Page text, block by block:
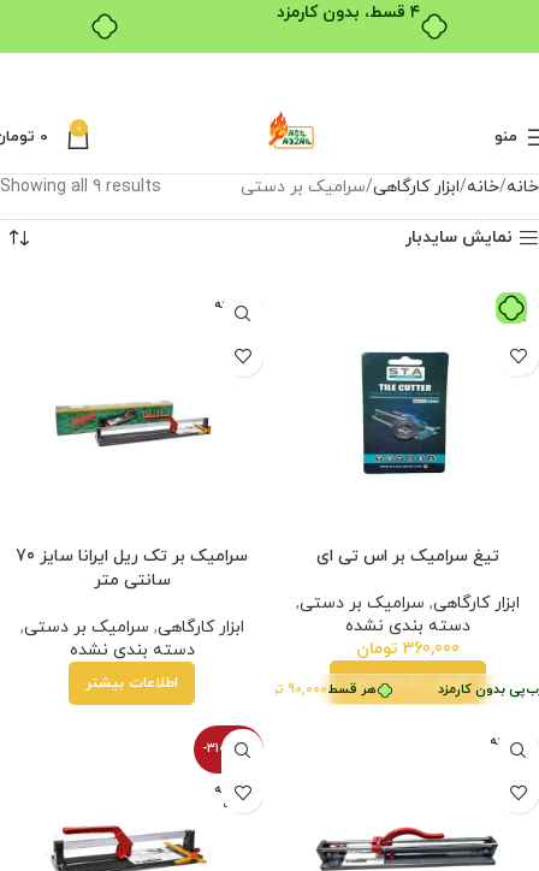
۴ قسط، بدون کارمزد
منو 0
0
خانه خانه ابزار کارگاهی سرامیک بر دستی Showing all 9 results
نمایش سایدبار
هر قسط90,000تومان خرید قسطی با ترب‌پی بدون کارمزد بدون کارمزد
تیغ سرامیک بر اس تی ای
ابزار کارگاهی, سرامیک بر دستی,
دسته بندی نشده
360,000 تومان
افزودن به سبد خرید
فروخته
شده
سرامیک بر تک ریل ایرانا سایز 70
سانتی متر
ابزار کارگاهی, سرامیک بر دستی,
دسته بندی نشده
اطلاعات بیشتر
فروخته
شده
-3100100%
فروخته
شده